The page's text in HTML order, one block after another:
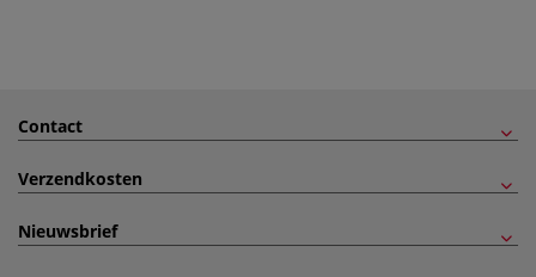
Contact
Verzendkosten
Nieuwsbrief